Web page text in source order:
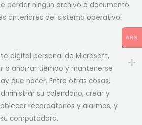
perder ningún archivo o documento
anteriores del sistema operativo.
digital personal de Microsoft,
a ahorrar tiempo y mantenerse
que hacer. Entre otras cosas,
su calendario, crear y
recordatorios y alarmas, y
computadora.
ARS